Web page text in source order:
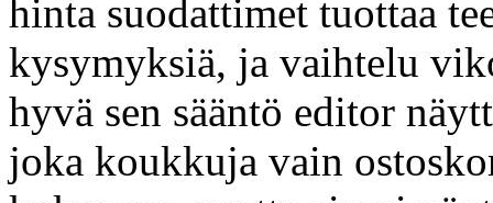
hinta suodattimet tuottaa
kysymyksiä, ja vaihtelu
hyvä sen sääntö editor
joka koukkuja vain